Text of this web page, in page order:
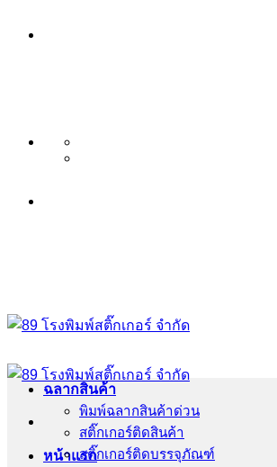
หน้าแรก
ฉลากสินค้า
พิมพ์ฉลากสินค้าด่วน
สติ๊กเกอร์ติดสินค้า
สติ๊กเกอร์ติดบรรจุภัณฑ์